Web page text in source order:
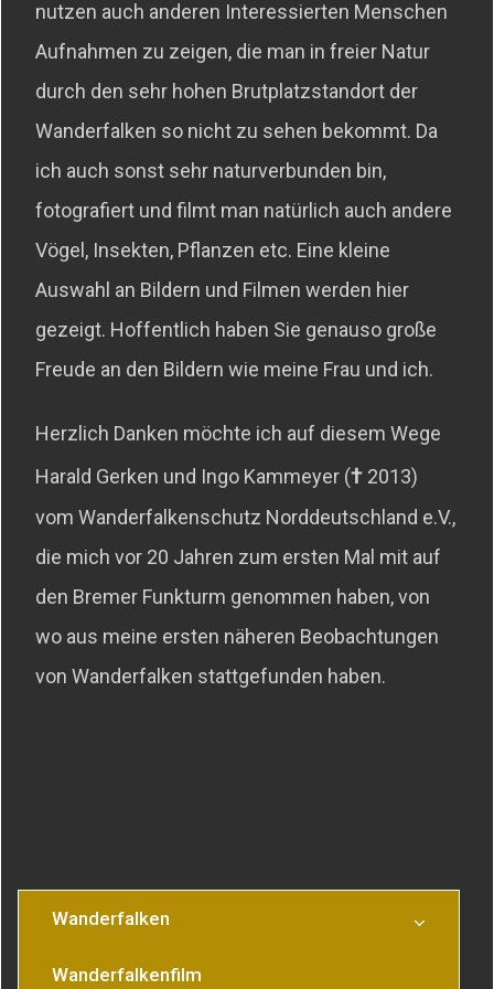
nutzen auch anderen Interessierten Menschen
Aufnahmen zu zeigen, die man in freier Natur
durch den sehr hohen Brutplatzstandort der
Wanderfalken so nicht zu sehen bekommt. Da
ich auch sonst sehr naturverbunden bin,
fotografiert und filmt man natürlich auch andere
Vögel, Insekten, Pflanzen etc. Eine kleine
Auswahl an Bildern und Filmen werden hier
gezeigt. Hoffentlich haben Sie genauso große
Freude an den Bildern wie meine Frau und ich.
Herzlich Danken möchte ich auf diesem Wege
Harald Gerken und Ingo Kammeyer († 2013)
vom Wanderfalkenschutz Norddeutschland e.V.,
die mich vor 20 Jahren zum ersten Mal mit auf
den Bremer Funkturm genommen haben, von
wo aus meine ersten näheren Beobachtungen
von Wanderfalken stattgefunden haben.
Wanderfalken
Wanderfalkenfilm